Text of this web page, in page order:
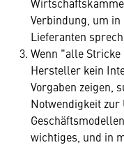
Verbindung, um
Lieferanten
Wenn "alle
Hersteller kein
Vorgaben zeigen,
Notwendigkeit zur
wichtiges, und in